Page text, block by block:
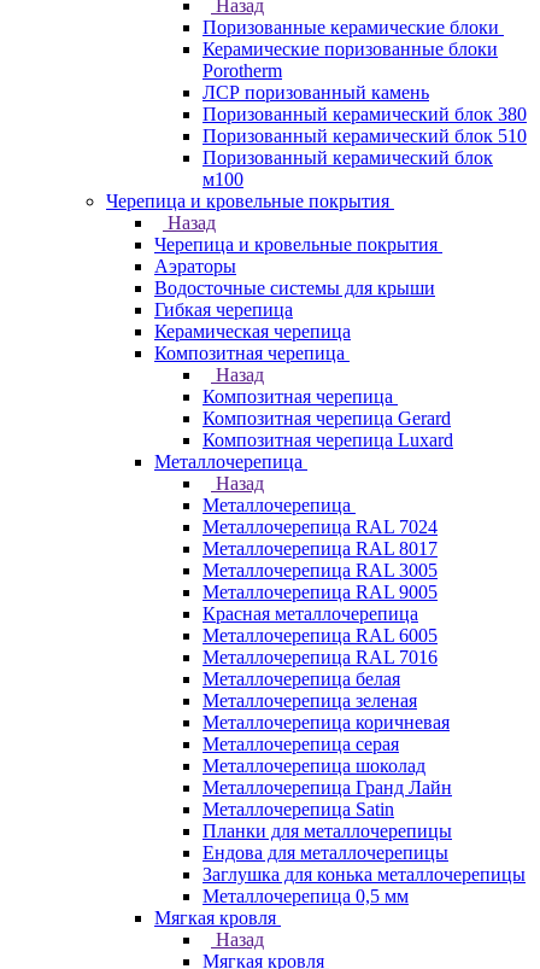
Назад
Поризованные керамические блоки
Керамические поризованные блоки
Porotherm
ЛСР поризованный камень
Поризованный керамический блок 380
Поризованный керамический блок 510
Поризованный керамический блок
м100
Черепица и кровельные покрытия
Назад
Черепица и кровельные покрытия
Аэраторы
Водосточные системы для крыши
Гибкая черепица
Керамическая черепица
Композитная черепица
Назад
Композитная черепица
Композитная черепица Gerard
Композитная черепица Luxard
Металлочерепица
Назад
Металлочерепица
Металлочерепица RAL 7024
Металлочерепица RAL 8017
Металлочерепица RAL 3005
Металлочерепица RAL 9005
Красная металлочерепица
Металлочерепица RAL 6005
Металлочерепица RAL 7016
Металлочерепица белая
Металлочерепица зеленая
Металлочерепица коричневая
Металлочерепица серая
Металлочерепица шоколад
Металлочерепица Гранд Лайн
Металлочерепица Satin
Планки для металлочерепицы
Ендова для металлочерепицы
Заглушка для конька металлочерепицы
Металлочерепица 0,5 мм
Мягкая кровля
Назад
Мягкая кровля